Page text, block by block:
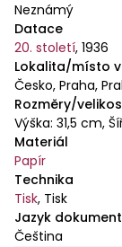
Neznámý
Datace
20. století, 1936
Lokalita/místo
Česko, Praha,
Rozměry/
Výška: 31,5 cm,
Materiál
Papír
Technika
Tisk, Tisk
Jazyk
Čeština